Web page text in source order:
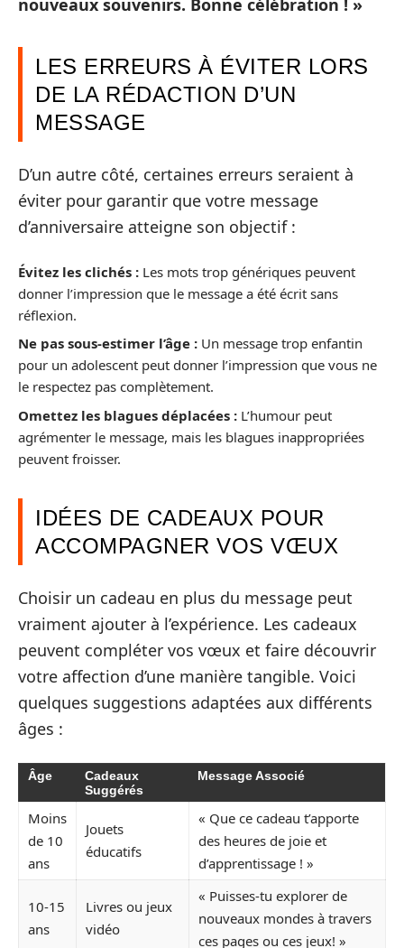
LES ERREURS À ÉVITER LORS
DE LA RÉDACTION D’UN
MESSAGE
D’un autre côté, certaines erreurs seraient à
éviter pour garantir que votre message
d’anniversaire atteigne son objectif :
Évitez les clichés : Les mots trop génériques peuvent
donner l’impression que le message a été écrit sans
réflexion.
Ne pas sous-estimer l’âge : Un message trop enfantin
pour un adolescent peut donner l’impression que vous ne
le respectez pas complètement.
Omettez les blagues déplacées : L’humour peut
agrémenter le message, mais les blagues inappropriées
peuvent froisser.
IDÉES DE CADEAUX POUR
ACCOMPAGNER VOS VŒUX
Choisir un cadeau en plus du message peut
vraiment ajouter à l’expérience. Les cadeaux
peuvent compléter vos vœux et faire découvrir
votre affection d’une manière tangible. Voici
quelques suggestions adaptées aux différents
âges :
Âge
Cadeaux
Suggérés
Message Associé
Moins
de 10
ans
Jouets
éducatifs
« Que ce cadeau t’apporte
des heures de joie et
d’apprentissage ! »
10-15
ans
Livres ou jeux
vidéo
« Puisses-tu explorer de
nouveaux mondes à travers
ces pages ou ces jeux! »